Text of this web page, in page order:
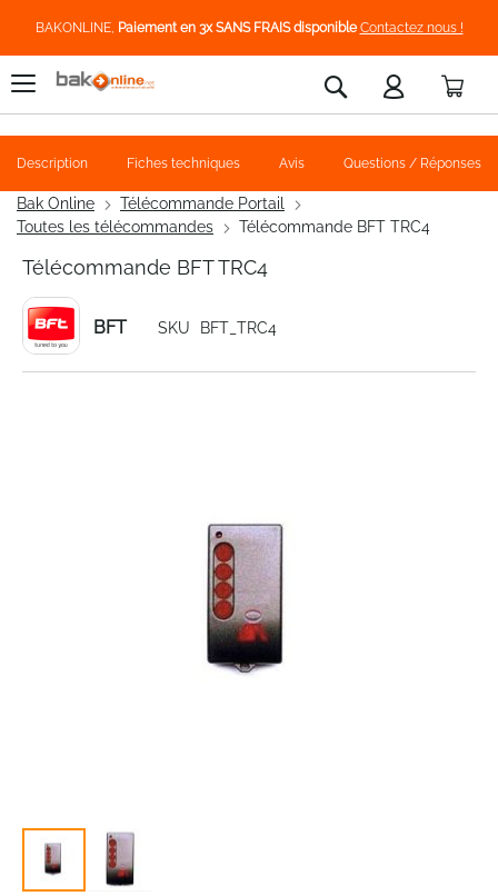
BAKONLINE, Paiement en 3x SANS FRAIS disponible Contactez nous !
Rechercher
Bak Online
Télécommande Portail
Toutes les télécommandes
Télécommande BFT TRC4
Télécommande BFT TRC4
BFT SKU BFT_TRC4
Description Fiches techniques Avis Questions / Réponses